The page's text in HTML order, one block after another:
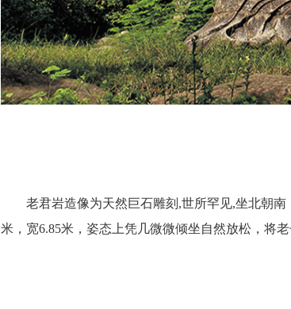
老君岩造像为天然巨石雕刻,世所罕见,坐北朝南
米，宽6.85米，姿态上凭几微微倾坐自然放松，将